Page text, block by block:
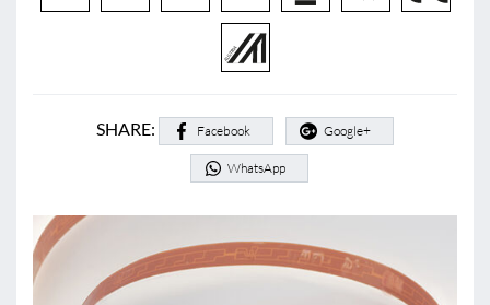
SHARE: Facebook Google+
WhatsApp